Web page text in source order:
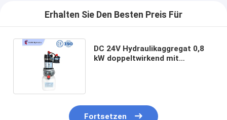
Erhalten Sie Den Besten Preis Für
DC 24V Hydraulikaggregat 0,8
kW doppeltwirkend mit
Fortsetzen